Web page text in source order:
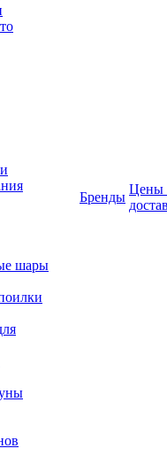
шары
Бренды
Цены